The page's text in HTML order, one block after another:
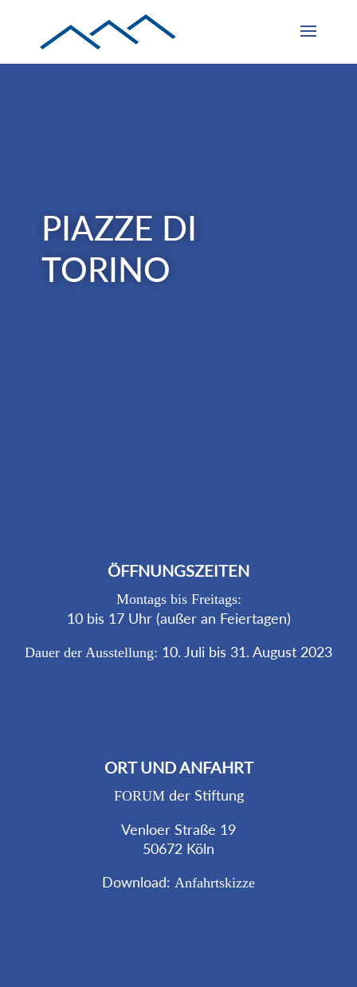
PIAZZE DI
TORINO
ÖFFNUNGSZEITEN
Montags bis Freitags:
10 bis 17 Uhr (außer an Feiertagen)
Dauer der Ausstellung: 10. Juli bis 31. August 2023
ORT UND ANFAHRT
FORUMder Stiftung
Venloer Straße 19
50672 Köln
Download: Anfahrtskizze